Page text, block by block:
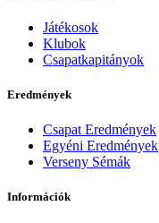
Játékosok
Klubok
Csapatkapitányok
Eredmények
Csapat Eredmények
Egyéni Eredmények
Verseny Sémák
Információk